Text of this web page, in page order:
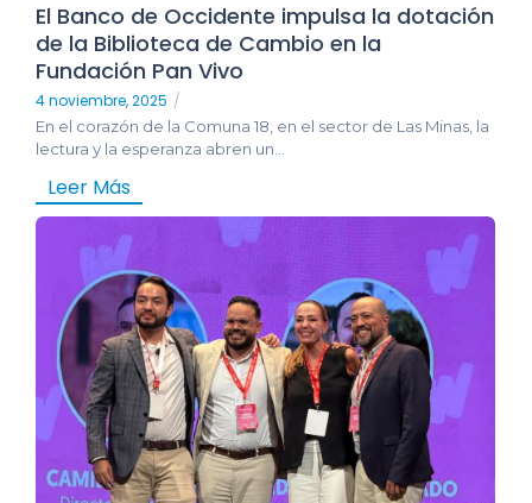
El Banco de Occidente impulsa la dotación
de la Biblioteca de Cambio en la
Fundación Pan Vivo
4 noviembre, 2025 /
En el corazón de la Comuna 18, en el sector de Las Minas, la
lectura y la esperanza abren un...
Leer Más